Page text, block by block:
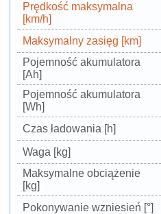
Prędkość maksymalna
[km/h]
Maksymalny zasięg [km]
Pojemność akumulatora
[Ah]
Pojemność akumulatora
[Wh]
Czas ładowania [h]
Waga [kg]
Maksymalne obciążenie
[kg]
Pokonywanie wzniesień [°]